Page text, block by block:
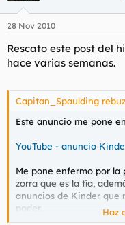
28 Nov 2010
Rescato este post del
hace varias semanas.
Capitan_Spaulding
Este anuncio me pone
YouTube - anuncio
Me pone enfermo por
zorra que es la tía,
anuncios de Kinder que
poder.
Haz